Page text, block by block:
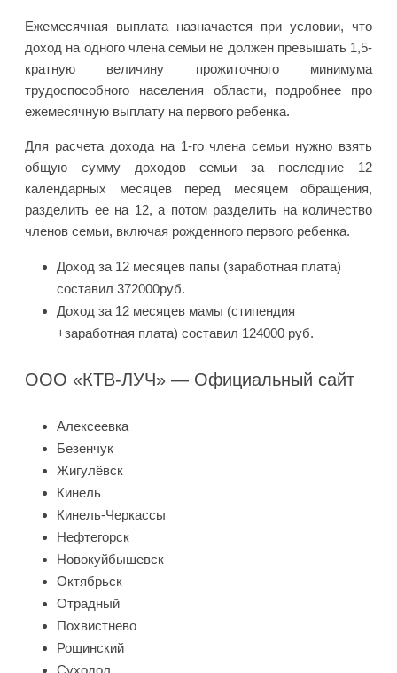
Ежемесячная выплата назначается при условии, что
доход на одного члена семьи не должен превышать 1,5-
кратную величину прожиточного минимума
трудоспособного населения области, подробнее про
ежемесячную выплату на первого ребенка.
Для расчета дохода на 1-го члена семьи нужно взять
общую сумму доходов семьи за последние 12
календарных месяцев перед месяцем обращения,
разделить ее на 12, а потом разделить на количество
членов семьи, включая рожденного первого ребенка.
Доход за 12 месяцев папы (заработная плата)
составил 372000руб.
Доход за 12 месяцев мамы (стипендия
+заработная плата) составил 124000 руб.
OOO «КТВ-ЛУЧ» — Официальный сайт
Алексеевка
Безенчук
Жигулёвск
Кинель
Кинель-Черкассы
Нефтегорск
Новокуйбышевск
Октябрьск
Отрадный
Похвистнево
Рощинский
Суходол